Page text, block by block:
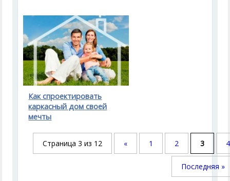
Как спроектировать
каркасный дом своей
мечты
Страница 3 из 12 « 1 2 3 4
Последняя »